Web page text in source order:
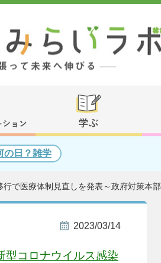
の日？雑学
行で医療体制見直しを発表～政府対策本部
2023/03/14
型コロナウイルス感染